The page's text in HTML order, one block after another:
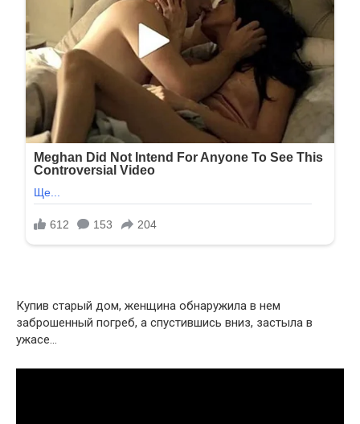
Купив старый дом, женщина обнаружила в нем
заброшенный погреб, а спустившись вниз, застыла в
ужасе…